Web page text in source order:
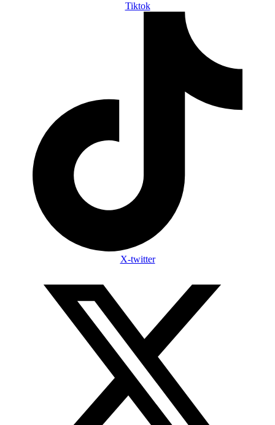
Tiktok
X-twitter